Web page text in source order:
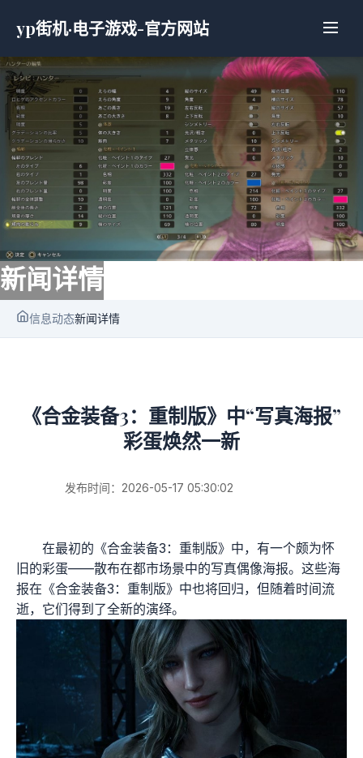
yp街机·电子游戏-官方网站
新闻详情
信息动态新闻详情
《合金装备3：重制版》中“写真海报”
彩蛋焕然一新
发布时间：2026-05-17 05:30:02
在最初的《合金装备3：重制版》中，有一个颇为怀
旧的彩蛋——散布在都市场景中的写真偶像海报。这些海
报在《合金装备3：重制版》中也将回归，但随着时间流
逝，它们得到了全新的演绎。